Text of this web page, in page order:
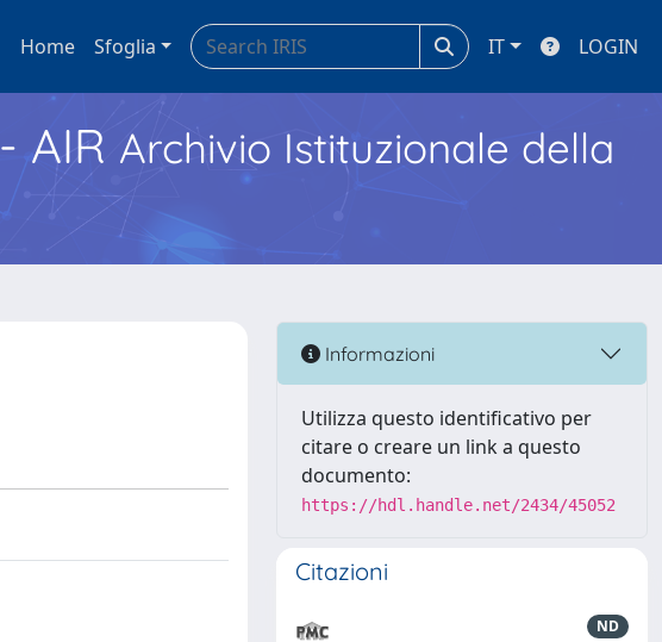
Home Sfoglia IT LOGIN
- AIR Archivio Istituzionale della
Informazioni
Utilizza questo identificativo per
citare o creare un link a questo
documento:
https://hdl.handle.net/2434/45052
Citazioni
ND